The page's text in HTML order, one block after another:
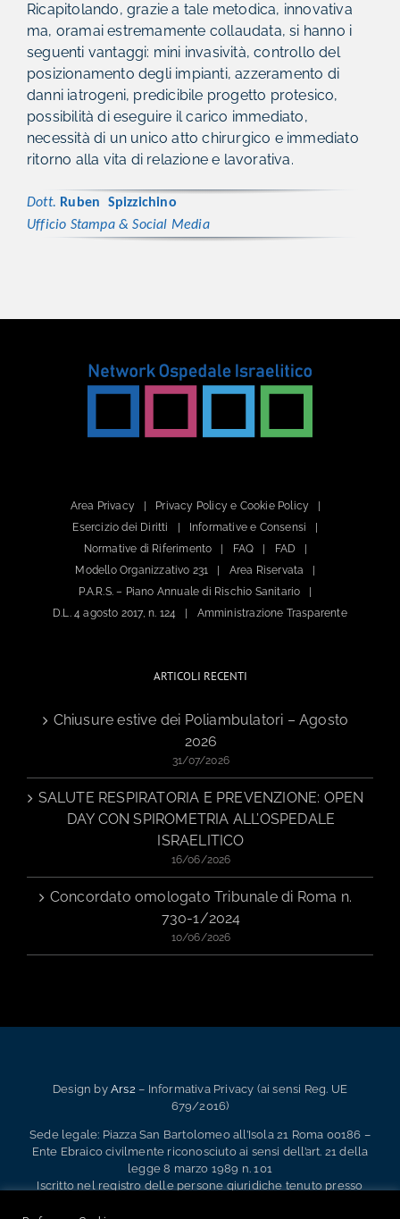
Ricapitolando, grazie a tale metodica, innovativa
ma, oramai estremamente collaudata, si hanno i
seguenti vantaggi: mini invasività, controllo del
posizionamento degli impianti, azzeramento di
danni iatrogeni, predicibile progetto protesico,
possibilità di eseguire il carico immediato,
necessità di un unico atto chirurgico e immediato
ritorno alla vita di relazione e lavorativa.
Dott. Ruben Spizzichino
Ufficio Stampa & Social Media
Area Privacy
Privacy Policy e Cookie Policy
Esercizio dei Diritti
Informative e Consensi
Normative di Riferimento
FAQ
FAD
Modello Organizzativo 231
Area Riservata
P.A.R.S. – Piano Annuale di Rischio Sanitario
D.L. 4 agosto 2017, n. 124
Amministrazione Trasparente
ARTICOLI RECENTI
Chiusure estive dei Poliambulatori – Agosto
2026
31/07/2026
SALUTE RESPIRATORIA E PREVENZIONE: OPEN
DAY CON SPIROMETRIA ALL’OSPEDALE
ISRAELITICO
16/06/2026
Concordato omologato Tribunale di Roma n.
730-1/2024
10/06/2026
Design byArs2– Informativa Privacy (ai sensi Reg. UE
679/2016)
Sede legale: Piazza San Bartolomeo all’Isola 21 Roma 00186 –
Ente Ebraico civilmente riconosciuto ai sensi dell’art. 21 della
legge 8 marzo 1989 n. 101
Iscritto nel registro delle persone giuridiche tenuto presso